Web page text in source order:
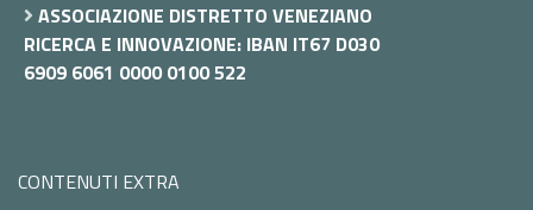
ASSOCIAZIONE DISTRETTO VENEZIANO
RICERCA E INNOVAZIONE: IBAN IT67 D030
6909 6061 0000 0100 522
CONTENUTI EXTRA